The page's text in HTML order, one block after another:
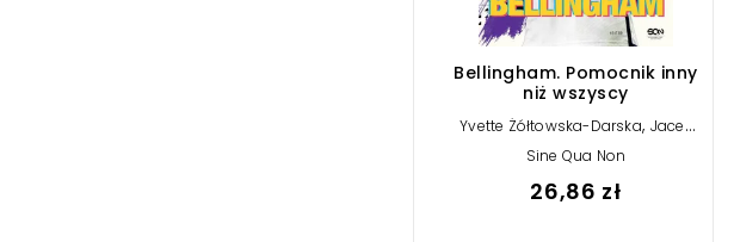
Bellingham. Pomocnik inny
niż wszyscy
Yvette Żółtowska-Darska, Jacek
Sarzało
Sine Qua Non
26,86 zł